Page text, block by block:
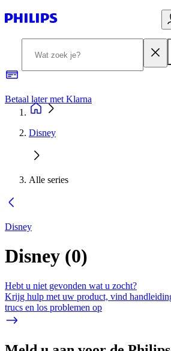
Betaal later met Klarna
Disney
Alle series
Disney
Disney (0)
Hebt u niet gevonden wat u zocht?
Krijg hulp met uw product, vind
trucs en los problemen op